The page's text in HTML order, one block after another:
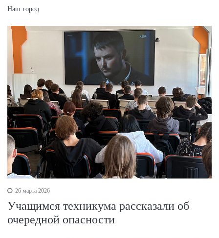
Наш город
26 марта 2026
Учащимся техникума рассказали об
очередной опасности